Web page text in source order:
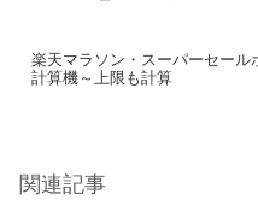
楽天マラソン・スーパーセール
計算機～上限も計算
関連記事